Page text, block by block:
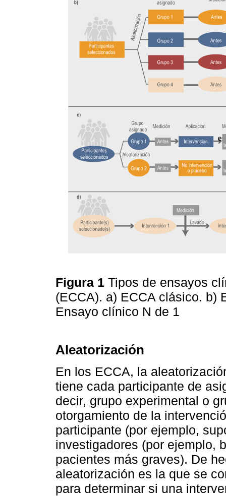
Figura 1 Tipos de ensayos
(ECCA). a) ECCA clásico. b)
Ensayo clínico N de 1
Aleatorización
En los ECCA, la
tiene cada participante de
decir, grupo experimental o
otorgamiento de la
participante (por ejemplo,
investigadores (por ejemplo,
pacientes más graves). De
aleatorización es la que se
para determinar si una